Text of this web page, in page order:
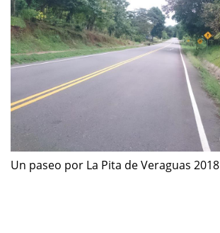
Un paseo por La Pita de Veraguas 2018